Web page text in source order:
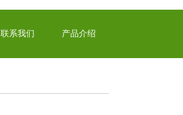
联系我们 产品介绍